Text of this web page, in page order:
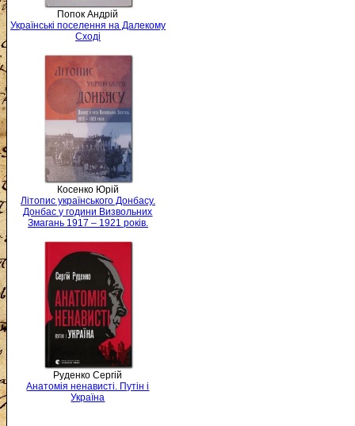
Попок Андрій
Українські поселення на Далекому
Сході
Косенко Юрій
Літопис українського Донбасу.
Донбас у години Визвольних
Змагань 1917 – 1921 років.
Руденко Сергій
Анатомія ненависті. Путін і
Україна